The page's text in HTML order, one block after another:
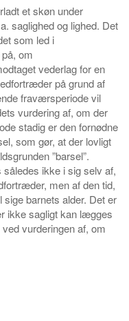
et skøn under
saglighed og lighed. Det
som led i
om
vederlag for en
på grund af
fraværsperiode vil
vurdering af, om der
stadig er den fornødne
som gør, at der lovligt
”barsel”.
således ikke i sig selv af,
men af den tid,
barnets alder. Det er
ikke sagligt kan lægges
vurderingen af, om